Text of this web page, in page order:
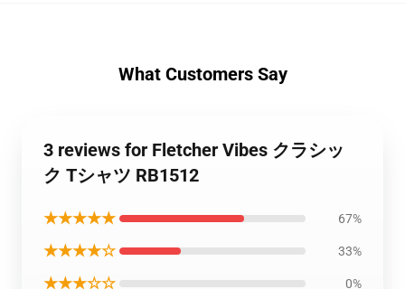
What Customers Say
3 reviews for Fletcher Vibes クラシッ
ク Tシャツ RB1512
★★★★★ 67%
★★★★☆ 33%
★★★☆☆ 0%